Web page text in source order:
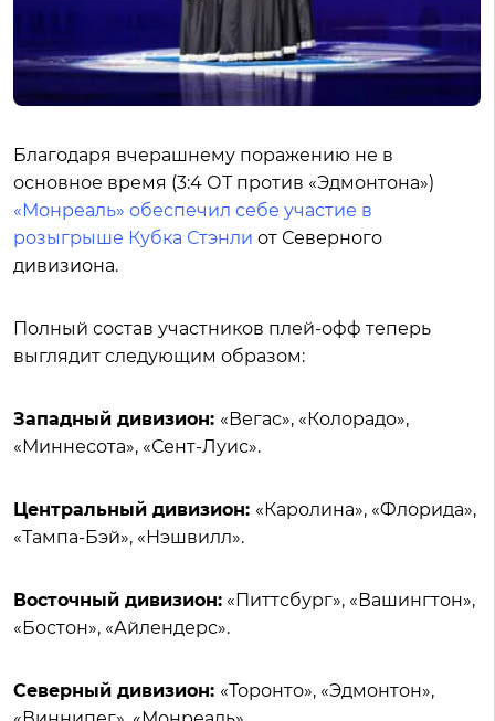
Благодаря вчерашнему поражению не в
основное время (3:4 ОТ против «Эдмонтона»)
«Монреаль» обеспечил себе участие в
розыгрыше Кубка Стэнли от Северного
дивизиона.
Полный состав участников плей-офф теперь
выглядит следующим образом:
Западный дивизион: «Вегас», «Колорадо»,
«Миннесота», «Сент-Луис».
Центральный дивизион: «Каролина», «Флорида»,
«Тампа-Бэй», «Нэшвилл».
Восточный дивизион: «Питтсбург», «Вашингтон»,
«Бостон», «Айлендерс».
Северный дивизион: «Торонто», «Эдмонтон»,